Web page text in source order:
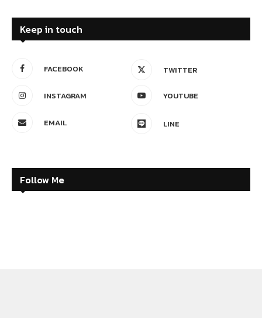
Keep in touch
FACEBOOK TWITTER
INSTAGRAM YOUTUBE
EMAIL LINE
Follow Me